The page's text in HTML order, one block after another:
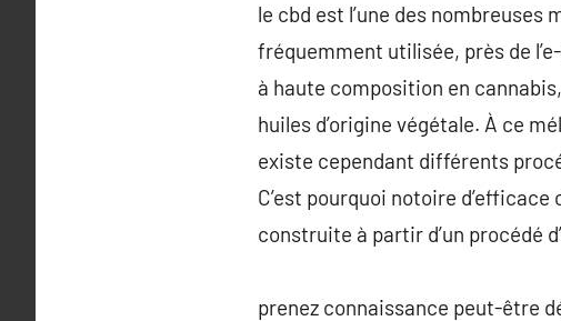
le cbd est l’une des nombreuses
fréquemment utilisée, près de
à haute composition en
huiles d’origine végétale. À ce
existe cependant différents
C’est pourquoi notoire
construite à partir d’un procédé
prenez connaissance peut-être